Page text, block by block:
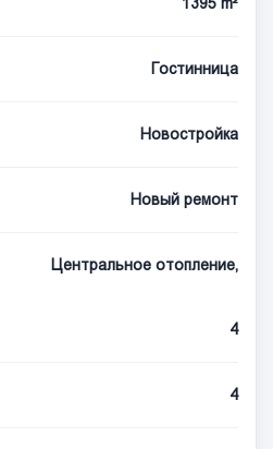
Гостинница
Новостройка
Новый ремонт
Центральное отопление,
4
4